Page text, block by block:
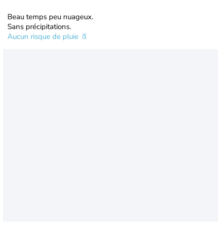
Beau temps peu nuageux.
Sans précipitations.
Aucun risque de pluie